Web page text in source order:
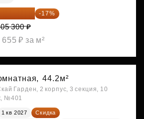
399 ₽ -17%
300 ₽
₽ за м²
44.2м²
Гарден, 2 корпус, 3 секция, 10
№401
1 кв 2027
Скидка